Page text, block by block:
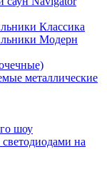
Классика
Модерн
металлические
шоу
на